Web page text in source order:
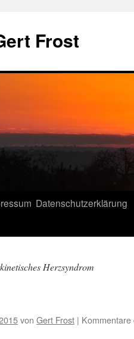
Frost
Datenschutzerklärung
Herzsyndrom
von Gert Frost | Kommentare